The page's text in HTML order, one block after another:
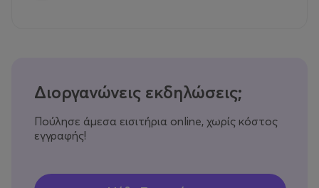
Διοργανώνεις εκδηλώσεις;
Πούλησε άμεσα εισιτήρια online, χωρίς κόστος
εγγραφής!